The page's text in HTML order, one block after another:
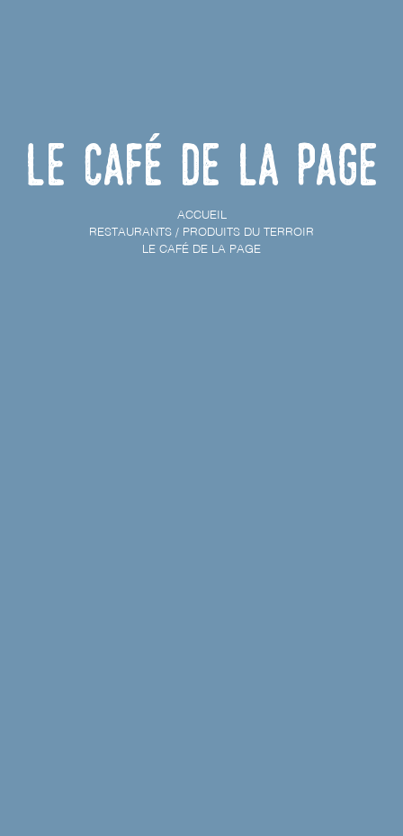
Le Café de la Page
ACCUEIL
RESTAURANTS / PRODUITS DU TERROIR
LE CAFÉ DE LA PAGE